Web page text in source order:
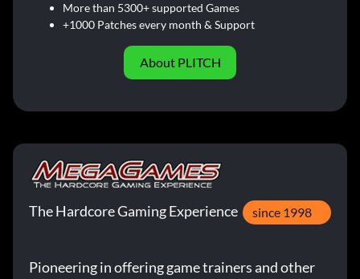
More than 5300+ supported Games
+1000 Patches every month & Support
About PLITCH
The Hardcore Gaming Experience since 1998
Pioneering in offering game trainers and other